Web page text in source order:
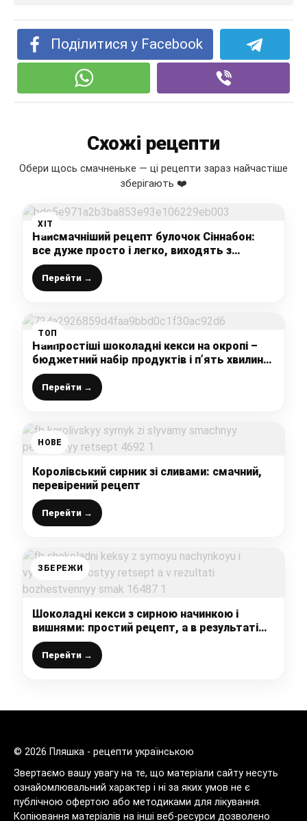
Поділитися у Facebook
Схожі рецепти
Обери щось смачненьке — ці рецепти зараз найчастіше
зберігають ❤️
ХІТ
Найсмачніший рецепт булочок Сіннабон:
все дуже просто і легко, виходять з
першого разу
Перейти →
ТОП
Найпростіші шоколадні кекси на окропі –
бюджетний набір продуктів і п’ять хвилин
для змішування інгредієнтів (без вагів і
міксера)
Перейти →
НОВЕ
Королівський сирник зі сливами: смачний,
перевірений рецепт
Перейти →
ЗБЕРЕЖИ
Шоколадні кекси з сирною начинкою і
вишнями: простий рецепт, а в результаті
божественний смак
Перейти →
© 2026 Пляшка - рецепти українською
Звертаємо вашу увагу на те, що матеріали сайту несуть
ознайомлювальний характер і ні за яких умов не є
публічною офертою або методиками для лікування.
Копіювання матеріалів на інші веб-ресурси дозволено